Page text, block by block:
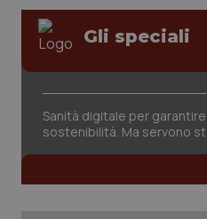
Gli speciali
Sanità digitale per
sostenibilità. Ma servono
CookieScriptConsent